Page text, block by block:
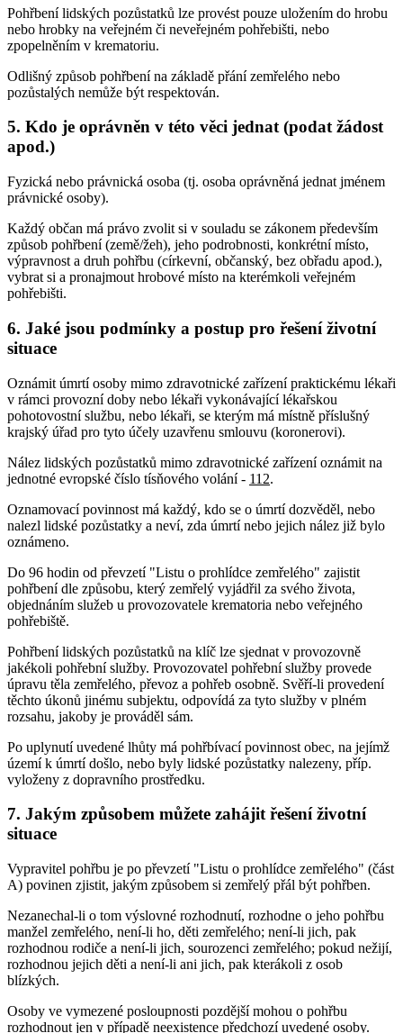
Pohřbení lidských pozůstatků lze provést pouze uložením do hrobu
nebo hrobky na veřejném či neveřejném pohřebišti, nebo
zpopelněním v krematoriu.
Odlišný způsob pohřbení na základě přání zemřelého nebo
pozůstalých nemůže být respektován.
5. Kdo je oprávněn v této věci jednat (podat žádost
apod.)
Fyzická nebo právnická osoba (tj. osoba oprávněná jednat jménem
právnické osoby).
Každý občan má právo zvolit si v souladu se zákonem především
způsob pohřbení (země/žeh), jeho podrobnosti, konkrétní místo,
výpravnost a druh pohřbu (církevní, občanský, bez obřadu apod.),
vybrat si a pronajmout hrobové místo na kterémkoli veřejném
pohřebišti.
6. Jaké jsou podmínky a postup pro řešení životní
situace
Oznámit úmrtí osoby mimo zdravotnické zařízení praktickému lékaři
v rámci provozní doby nebo lékaři vykonávající lékařskou
pohotovostní službu, nebo lékaři, se kterým má místně příslušný
krajský úřad pro tyto účely uzavřenu smlouvu (koronerovi).
Nález lidských pozůstatků mimo zdravotnické zařízení oznámit na
jednotné evropské číslo tísňového volání - 112.
Oznamovací povinnost má každý, kdo se o úmrtí dozvěděl, nebo
nalezl lidské pozůstatky a neví, zda úmrtí nebo jejich nález již bylo
oznámeno.
Do 96 hodin od převzetí "Listu o prohlídce zemřelého" zajistit
pohřbení dle způsobu, který zemřelý vyjádřil za svého života,
objednáním služeb u provozovatele krematoria nebo veřejného
pohřebiště.
Pohřbení lidských pozůstatků na klíč lze sjednat v provozovně
jakékoli pohřební služby. Provozovatel pohřební služby provede
úpravu těla zemřelého, převoz a pohřeb osobně. Svěří-li provedení
těchto úkonů jinému subjektu, odpovídá za tyto služby v plném
rozsahu, jakoby je prováděl sám.
Po uplynutí uvedené lhůty má pohřbívací povinnost obec, na jejímž
území k úmrtí došlo, nebo byly lidské pozůstatky nalezeny, příp.
vyloženy z dopravního prostředku.
7. Jakým způsobem můžete zahájit řešení životní
situace
Vypravitel pohřbu je po převzetí "Listu o prohlídce zemřelého" (část
A) povinen zjistit, jakým způsobem si zemřelý přál být pohřben.
Nezanechal-li o tom výslovné rozhodnutí, rozhodne o jeho pohřbu
manžel zemřelého, není-li ho, děti zemřelého; není-li jich, pak
rozhodnou rodiče a není-li jich, sourozenci zemřelého; pokud nežijí,
rozhodnou jejich děti a není-li ani jich, pak kterákoli z osob
blízkých.
Osoby ve vymezené posloupnosti pozdější mohou o pohřbu
rozhodnout jen v případě neexistence předchozí uvedené osoby.